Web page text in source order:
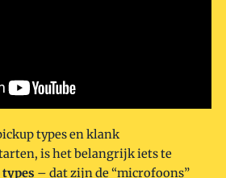
types en klank
is het belangrijk iets te
– dat zijn de “microfoons”